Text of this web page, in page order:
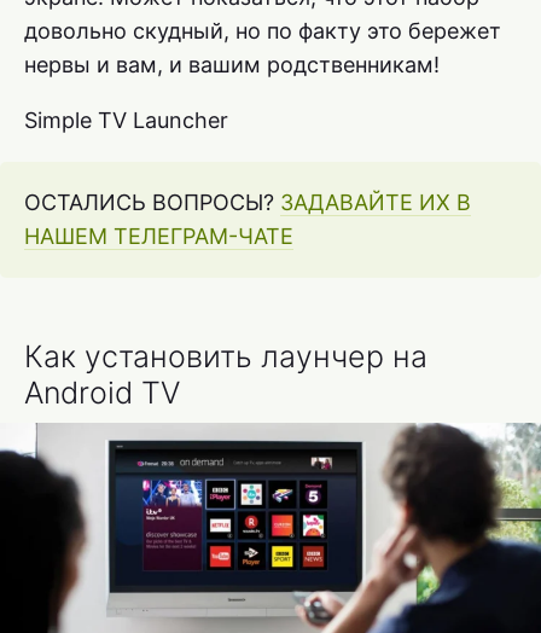
довольно скудный, но по факту это бережет
нервы и вам, и вашим родственникам!
Simple TV Launcher
ОСТАЛИСЬ ВОПРОСЫ? ЗАДАВАЙТЕ ИХ В
НАШЕМ ТЕЛЕГРАМ-ЧАТЕ
Как установить лаунчер на
Android TV